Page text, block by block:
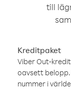
till
Kreditpaket
Viber Out-
oavsett belopp.
nummer i